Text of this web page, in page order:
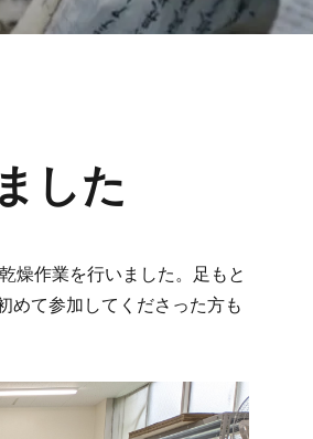
した
燥作業を行いました。足もと
めて参加してくださった方も